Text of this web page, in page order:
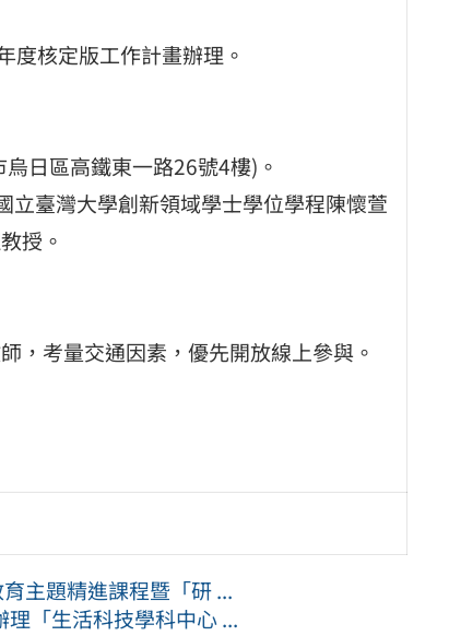
度核定版工作計畫辦理。
日區高鐵東一路26號4樓)。
臺灣大學創新領域學士學位學程陳懷萱
授。
，考量交通因素，優先開放線上參與。
主題精進課程暨「研 ...
「生活科技學科中心 ...